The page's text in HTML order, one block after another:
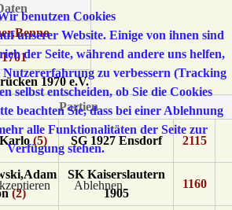
1701
1970 e.V.
Partien
(5) SG 1927 Ensdorf 2115
(2)
SK Kaiserslautern
1905
1160
benutzen Cookies
unserer Website. Einige von ihnen sind
der Seite, während andere uns helfen,
Nutzererfahrung zu verbessern (Tracking
selbst entscheiden, ob Sie die Cookies
beachten Sie, dass bei einer Ablehnung
alle Funktionalitäten der Seite zur
Verfügung stehen.
Ablehnen